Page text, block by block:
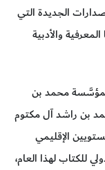
الجديدة التي
والأدبية
لمؤسَّسة محمد بن
بن راشد آل مكتوم
الإقليمي
للكتاب لهذا العام،